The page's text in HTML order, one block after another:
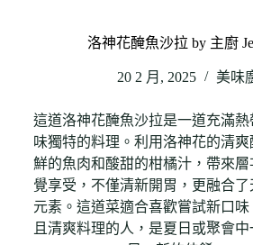
洛神花醃魚沙拉 by 主廚
20 2 月, 2025 美味
這道洛神花醃魚沙拉是一道充滿
味獨特的料理。利用洛神花的清
鮮的魚肉和酸甜的柑橘汁，帶來
覺享受，不僅清新開胃，更融合了
元素。這道菜適合喜歡嘗試新口
且清爽料理的人，是夏日或聚會